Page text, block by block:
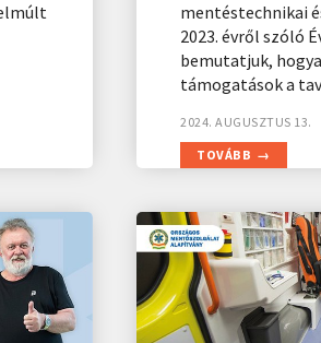
mentéstechnikai
2023. évről szóló
bemutatjuk,
támogatások a
TOVÁBB
2024. AUGUSZTUS 13.